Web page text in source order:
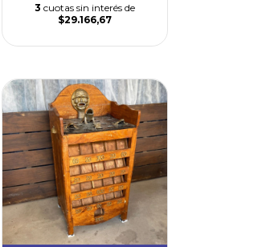
3 cuotas sin interés de
$29.166,67